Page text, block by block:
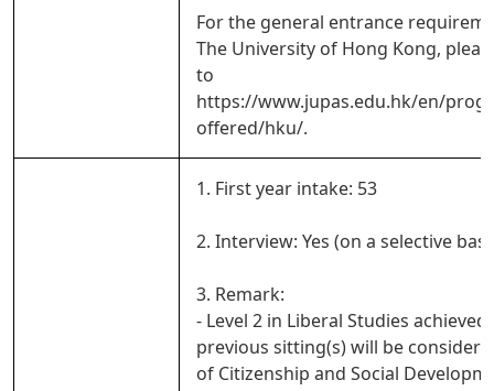
For the general entrance
The University of Hong Kong,
to
https://www.jupas.edu.hk/en/
offered/hku/.
1. First year intake: 53
2. Interview: Yes (on a selective
3. Remark:
- Level 2 in Liberal Studies achieved
previous sitting(s) will be
of Citizenship and Social